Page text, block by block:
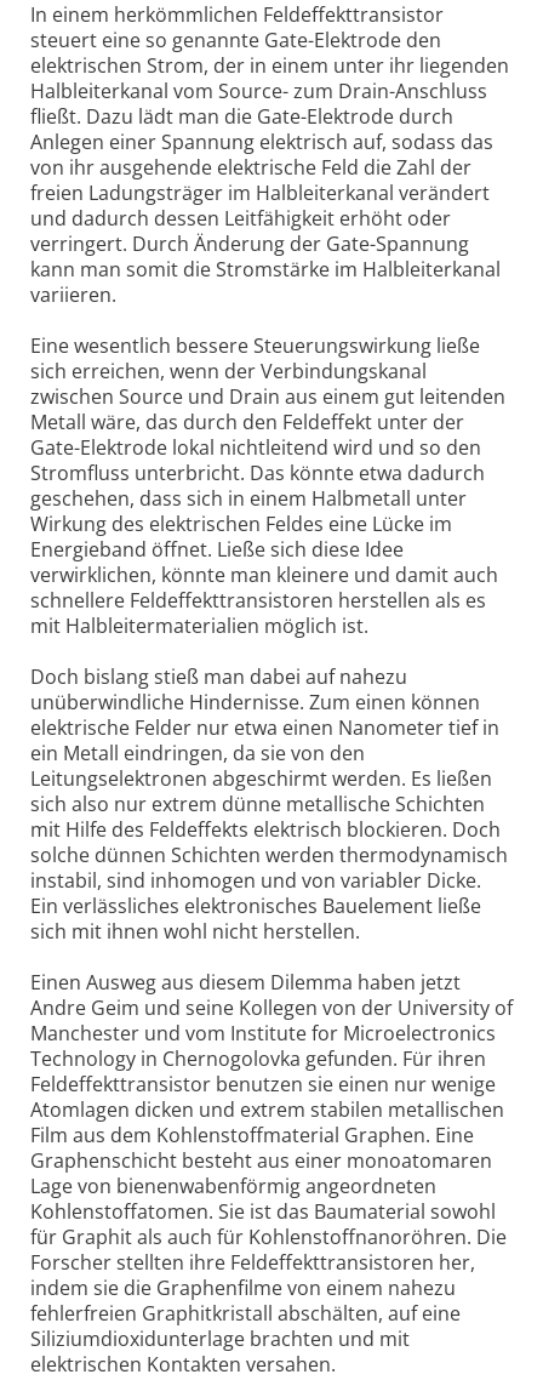
In einem herkömmlichen Feldeffekttransistor
steuert eine so genannte Gate-Elektrode den
elektrischen Strom, der in einem unter ihr liegenden
Halbleiterkanal vom Source- zum Drain-Anschluss
fließt. Dazu lädt man die Gate-Elektrode durch
Anlegen einer Spannung elektrisch auf, sodass das
von ihr ausgehende elektrische Feld die Zahl der
freien Ladungsträger im Halbleiterkanal verändert
und dadurch dessen Leitfähigkeit erhöht oder
verringert. Durch Änderung der Gate-Spannung
kann man somit die Stromstärke im Halbleiterkanal
variieren.
Eine wesentlich bessere Steuerungswirkung ließe
sich erreichen, wenn der Verbindungskanal
zwischen Source und Drain aus einem gut leitenden
Metall wäre, das durch den Feldeffekt unter der
Gate-Elektrode lokal nichtleitend wird und so den
Stromfluss unterbricht. Das könnte etwa dadurch
geschehen, dass sich in einem Halbmetall unter
Wirkung des elektrischen Feldes eine Lücke im
Energieband öffnet. Ließe sich diese Idee
verwirklichen, könnte man kleinere und damit auch
schnellere Feldeffekttransistoren herstellen als es
mit Halbleitermaterialien möglich ist.
Doch bislang stieß man dabei auf nahezu
unüberwindliche Hindernisse. Zum einen können
elektrische Felder nur etwa einen Nanometer tief in
ein Metall eindringen, da sie von den
Leitungselektronen abgeschirmt werden. Es ließen
sich also nur extrem dünne metallische Schichten
mit Hilfe des Feldeffekts elektrisch blockieren. Doch
solche dünnen Schichten werden thermodynamisch
instabil, sind inhomogen und von variabler Dicke.
Ein verlässliches elektronisches Bauelement ließe
sich mit ihnen wohl nicht herstellen.
Einen Ausweg aus diesem Dilemma haben jetzt
Andre Geim und seine Kollegen von der University of
Manchester und vom Institute for Microelectronics
Technology in Chernogolovka gefunden. Für ihren
Feldeffekttransistor benutzen sie einen nur wenige
Atomlagen dicken und extrem stabilen metallischen
Film aus dem Kohlenstoffmaterial Graphen. Eine
Graphenschicht besteht aus einer monoatomaren
Lage von bienenwabenförmig angeordneten
Kohlenstoffatomen. Sie ist das Baumaterial sowohl
für Graphit als auch für Kohlenstoffnanoröhren. Die
Forscher stellten ihre Feldeffekttransistoren her,
indem sie die Graphenfilme von einem nahezu
fehlerfreien Graphitkristall abschälten, auf eine
Siliziumdioxidunterlage brachten und mit
elektrischen Kontakten versahen.